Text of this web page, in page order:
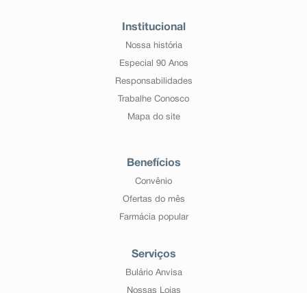
Institucional
Nossa história
Especial 90 Anos
Responsabilidades
Trabalhe Conosco
Mapa do site
Benefícios
Convênio
Ofertas do mês
Farmácia popular
Serviços
Bulário Anvisa
Nossas Lojas